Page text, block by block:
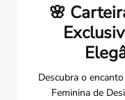
🌸
Descubra o
Feminina de